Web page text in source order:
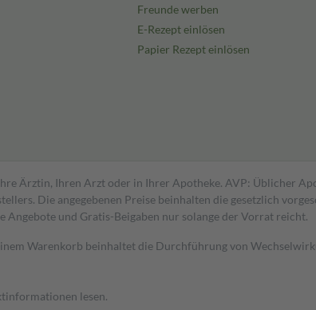
Freunde werben
E-Rezept einlösen
Papier Rezept einlösen
Ärztin, Ihren Arzt oder in Ihrer Apotheke. AVP: Üblicher
Die angegebenen Preise beinhalten die gesetzlich
und Gratis-Beigaben nur solange der Vorrat reicht.
Warenkorb beinhaltet die Durchführung von
lesen.